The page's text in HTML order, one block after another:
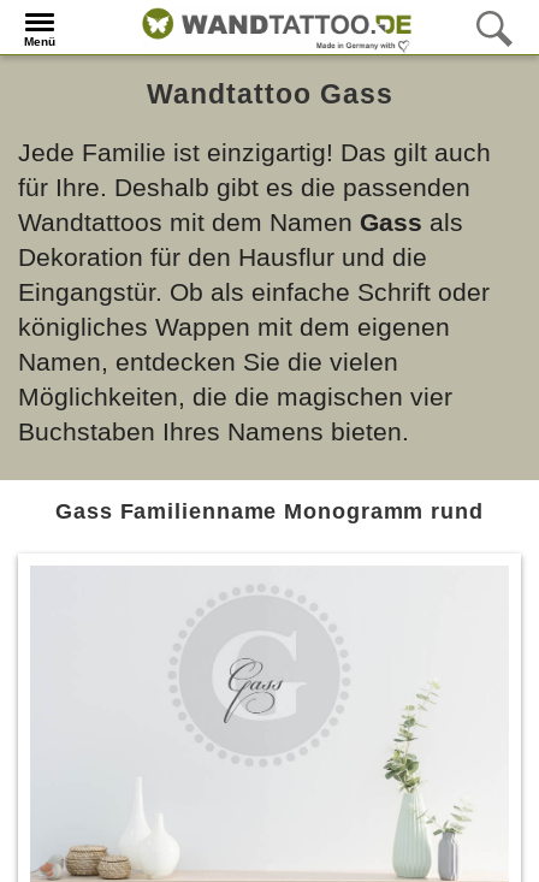
Menü
Wandtattoo Gass
Jede Familie ist einzigartig! Das gilt auch
für Ihre. Deshalb gibt es die passenden
Wandtattoos mit dem Namen Gass als
Dekoration für den Hausflur und die
Eingangstür. Ob als einfache Schrift oder
königliches Wappen mit dem eigenen
Namen, entdecken Sie die vielen
Möglichkeiten, die die magischen vier
Buchstaben Ihres Namens bieten.
Gass Familienname Monogramm rund